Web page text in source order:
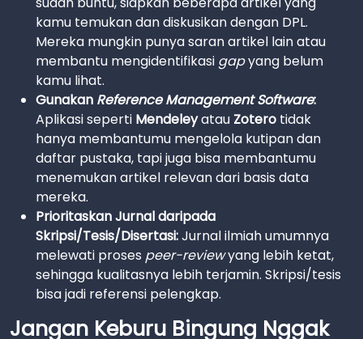
kamu temukan dan diskusikan dengan DPL.
Mereka mungkin punya saran artikel lain atau
membantu mengidentifikasi gapyang belum
kamu lihat.
Gunakan Reference Management Software:
Aplikasi seperti Mendeleyatau Zotero tidak
hanya membantumu mengelola kutipan dan
daftar pustaka, tapi juga bisa membantumu
menemukan artikel relevan dari basis data
mereka.
Prioritaskan Jurnal daripada
Skripsi/Tesis/Disertasi:Jurnal ilmiah umumnya
melewati proses peer-reviewyang lebih ketat,
sehingga kualitasnya lebih terjamin. Skripsi/tesis
bisa jadi referensi pelengkap.
Jangan Keburu Bingung Nggak